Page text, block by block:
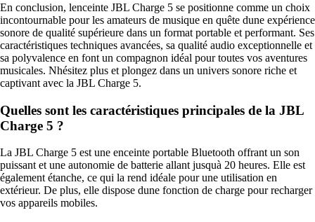
En conclusion, lenceinte JBL Charge 5 se positionne comme un choix
incontournable pour les amateurs de musique en quête dune expérience
sonore de qualité supérieure dans un format portable et performant. Ses
caractéristiques techniques avancées, sa qualité audio exceptionnelle et
sa polyvalence en font un compagnon idéal pour toutes vos aventures
musicales. Nhésitez plus et plongez dans un univers sonore riche et
captivant avec la JBL Charge 5.
Quelles sont les caractéristiques principales de la JBL
Charge 5 ?
La JBL Charge 5 est une enceinte portable Bluetooth offrant un son
puissant et une autonomie de batterie allant jusquà 20 heures. Elle est
également étanche, ce qui la rend idéale pour une utilisation en
extérieur. De plus, elle dispose dune fonction de charge pour recharger
vos appareils mobiles.